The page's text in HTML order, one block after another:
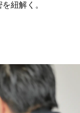
紐解く。